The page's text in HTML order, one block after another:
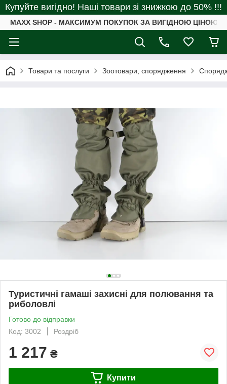
Купуйте вигідно! Наші товари зі знижкою до 50% !!!
MAXX SHOP - МАКСИМУМ ПОКУПОК ЗА ВИГІДНОЮ ЦІНОЮ
Товари та послуги Зоотовари, спорядження
Туристичні гамаші захисні для полювання та
риболовлі
Готово до відправки
Код: 3002
Роздріб
1 217 ₴
Купити